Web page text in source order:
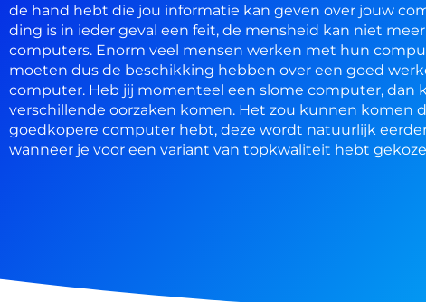
de hand hebt die jou informatie kan geven over jouw
ding is in ieder geval een feit, de mensheid kan niet
computers. Enorm veel mensen werken met hun
moeten dus de beschikking hebben over een goed
computer. Heb jij momenteel een slome computer, dan
verschillende oorzaken komen. Het zou kunnen komen
goedkopere computer hebt, deze wordt natuurlijk
wanneer je voor een variant van topkwaliteit hebt